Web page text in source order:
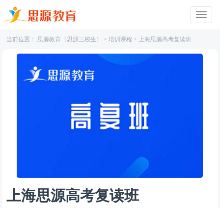
当前位置：思源教育（思源三校生） >培训课程 > 上海思源高考复读班
上海思源高考复读班